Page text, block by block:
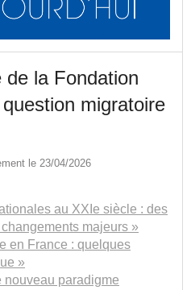
la Fondation
migratoire
le 23/04/2026
au XXIe siècle : des
majeurs »
en France : quelques
»
nouveau paradigme